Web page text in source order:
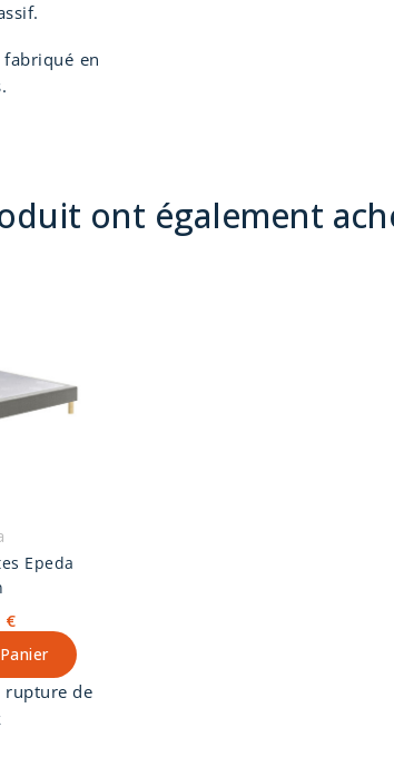
en
ont également
Epeda
€
rupture de